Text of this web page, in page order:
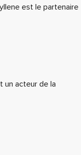
est le partenaire
un acteur de la